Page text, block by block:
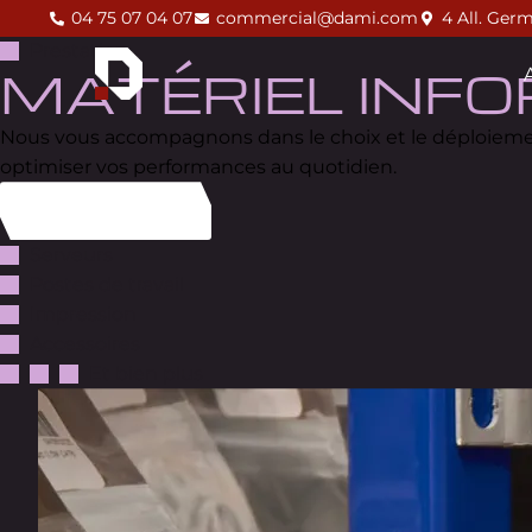
04 75 07 04 07 commercial@dami.com 4 All.
Prestation
MATÉRIEL
Nous vous accompagnons dans le choix et le
optimiser vos performances au quotidien.